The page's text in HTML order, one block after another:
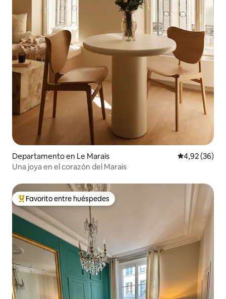
Departamento en Le Marais Calificación
4,92 (36)
Una joya en el corazón del Marais
Favorito entre los huéspedes más destacados
Favorito entre huéspedes